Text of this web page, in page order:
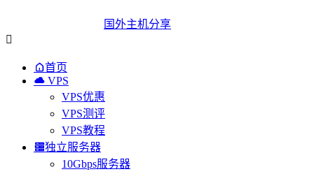
国外主机分享

首页
 VPS
VPS优惠
VPS测评
VPS教程
独立服务器
10Gbps服务器